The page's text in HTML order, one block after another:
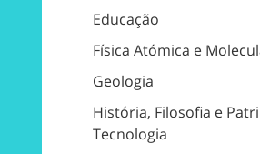
Educação
Física Atómica e
Geologia
História, Filosofia e
Tecnologia